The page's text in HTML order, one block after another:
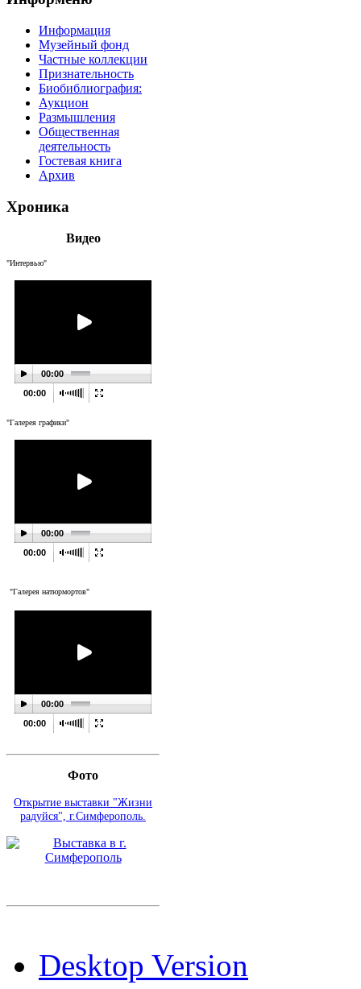
Информация
Музейный фонд
Частные коллекции
Признательность
Биобиблиография:
Аукцион
Размышления
Общественная
деятельность
Гостевая книга
Архив
Хроника
Видео
"Интервью"
00:00
00:00
"Галерея графики"
00:00
00:00
"Галерея натюрмортов"
00:00
00:00
Фото
Открытие выставки "Жизни
радуйся", г.Симферополь.
Desktop Version